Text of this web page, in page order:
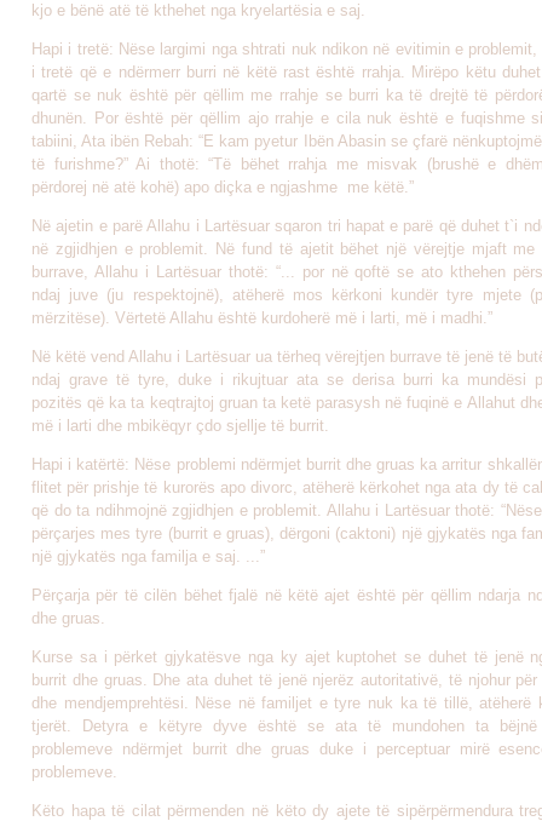
kjo e bënë atë të kthehet nga kryelartësia e saj.
Hapi i tretë: Nëse largimi nga shtrati nuk ndikon në evitimin e problemit,
i tretë që e ndërmerr burri në këtë rast është rrahja. Mirëpo këtu
qartë se nuk është për qëllim me rrahje se burri ka të drejtë të
dhunën. Por është për qëllim ajo rrahje e cila nuk është e fuqishme
tabiini, Ata ibën Rebah: “E kam pyetur Ibën Abasin se çfarë
të furishme?” Ai thotë: “Të bëhet rrahja me misvak (brushë e
përdorej në atë kohë) apo diçka e ngjashme me këtë.”
Në ajetin e parë Allahu i Lartësuar sqaron tri hapat e parë që duhet t`i
në zgjidhjen e problemit. Në fund të ajetit bëhet një vërejtje mjaft me
burrave, Allahu i Lartësuar thotë: “... por në qoftë se ato kthehen
ndaj juve (ju respektojnë), atëherë mos kërkoni kundër tyre mjete
mërzitëse). Vërtetë Allahu është kurdoherë më i larti, më i madhi.”
Në këtë vend Allahu i Lartësuar ua tërheq vërejtjen burrave të jenë të
ndaj grave të tyre, duke i rikujtuar ata se derisa burri ka mundësi
pozitës që ka ta keqtrajtoj gruan ta ketë parasysh në fuqinë e Allahut
më i larti dhe mbikëqyr çdo sjellje të burrit.
Hapi i katërtë: Nëse problemi ndërmjet burrit dhe gruas ka arritur
flitet për prishje të kurorës apo divorc, atëherë kërkohet nga ata dy të
që do ta ndihmojnë zgjidhjen e problemit. Allahu i Lartësuar thotë:
përçarjes mes tyre (burrit e gruas), dërgoni (caktoni) një gjykatës nga
një gjykatës nga familja e saj. ...”
Përçarja për të cilën bëhet fjalë në këtë ajet është për qëllim ndarja
dhe gruas.
Kurse sa i përket gjykatësve nga ky ajet kuptohet se duhet të jenë
burrit dhe gruas. Dhe ata duhet të jenë njerëz autoritativë, të njohur
dhe mendjemprehtësi. Nëse në familjet e tyre nuk ka të tillë, atëherë
tjerët. Detyra e këtyre dyve është se ata të mundohen ta bëjnë
problemeve ndërmjet burrit dhe gruas duke i perceptuar mirë
problemeve.
Këto hapa të cilat përmenden në këto dy ajete të sipërpërmendura